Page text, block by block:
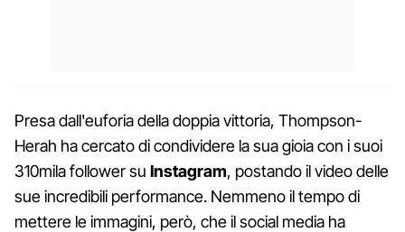
Presa dall'euforia della doppia vittoria, Thompson-
Herah ha cercato di condividere la sua gioia con i suoi
310mila follower su Instagram, postando il video delle
sue incredibili performance. Nemmeno il tempo di
mettere le immagini, però, che il social media ha